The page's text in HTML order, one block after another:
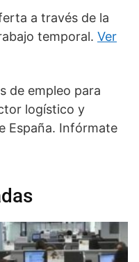
a través de la
temporal. Ver
de empleo para
logístico y
España. Infórmate